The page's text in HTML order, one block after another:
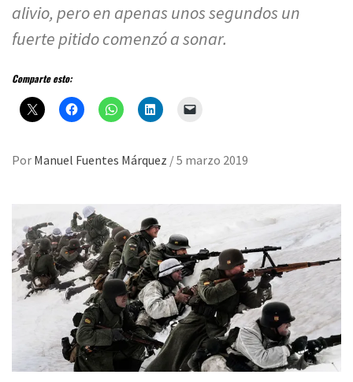
alivio, pero en apenas unos segundos un
fuerte pitido comenzó a sonar.
Comparte esto:
Por Manuel Fuentes Márquez /5 marzo 2019